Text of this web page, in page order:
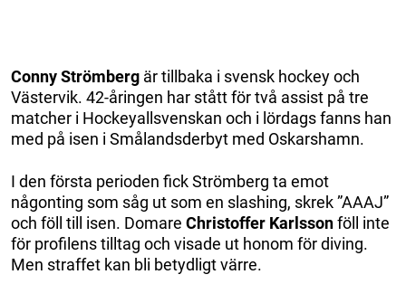
Conny Strömberg är tillbaka i svensk hockey och
Västervik. 42-åringen har stått för två assist på tre
matcher i Hockeyallsvenskan och i lördags fanns han
med på isen i Smålandsderbyt med Oskarshamn.
I den första perioden fick Strömberg ta emot
någonting som såg ut som en slashing, skrek ”AAAJ”
och föll till isen. Domare Christoffer Karlssonföll inte
för profilens tilltag och visade ut honom för diving.
Men straffet kan bli betydligt värre.